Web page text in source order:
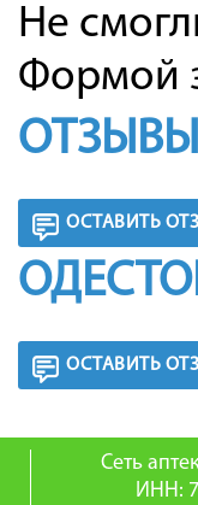
Не
Формой
ОСТАВИТЬ
ОСТАВИТЬ
Сеть
ИНН: